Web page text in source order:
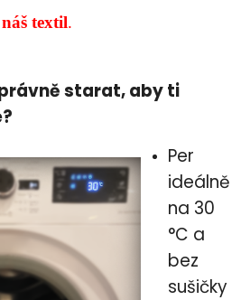
náš textil.
starat, aby ti
Per
ideálně
na 30
°C a
bez
sušičky